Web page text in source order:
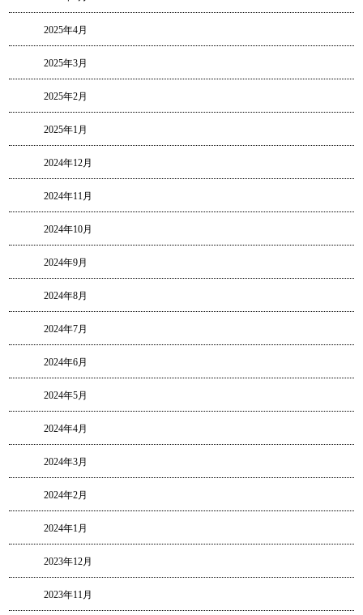
2025年4月
2025年3月
2025年2月
2025年1月
2024年12月
2024年11月
2024年10月
2024年9月
2024年8月
2024年7月
2024年6月
2024年5月
2024年4月
2024年3月
2024年2月
2024年1月
2023年12月
2023年11月